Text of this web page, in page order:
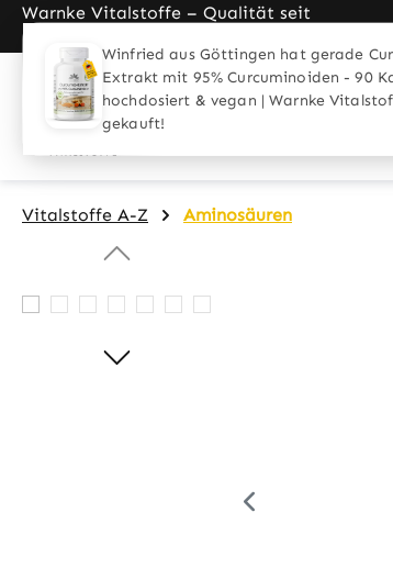
Zur Hauptnavigation springen
Warnke Vitalstoffe – Qualität seit
1989
Home Anwendungen
Vitalstoffe A-Z Aminosäuren